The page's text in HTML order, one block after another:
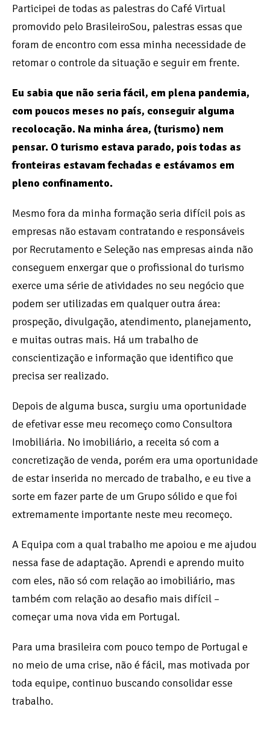
Participei de todas as palestras do Café Virtual
promovido pelo BrasileiroSou, palestras essas que
foram de encontro com essa minha necessidade de
retomar o controle da situação e seguir em frente.
Eu sabia que não seria fácil, em plena pandemia,
com poucos meses no país, conseguir alguma
recolocação. Na minha área, (turismo) nem
pensar. O turismo estava parado, pois todas as
fronteiras estavam fechadas e estávamos em
pleno confinamento.
Mesmo fora da minha formação seria difícil pois as
empresas não estavam contratando e responsáveis
por Recrutamento e Seleção nas empresas ainda não
conseguem enxergar que o profissional do turismo
exerce uma série de atividades no seu negócio que
podem ser utilizadas em qualquer outra área:
prospeção, divulgação, atendimento, planejamento,
e muitas outras mais. Há um trabalho de
conscientização e informação que identifico que
precisa ser realizado.
Depois de alguma busca, surgiu uma oportunidade
de efetivar esse meu recomeço como Consultora
Imobiliária. No imobiliário, a receita só com a
concretização de venda, porém era uma oportunidade
de estar inserida no mercado de trabalho, e eu tive a
sorte em fazer parte de um Grupo sólido e que foi
extremamente importante neste meu recomeço.
A Equipa com a qual trabalho me apoiou e me ajudou
nessa fase de adaptação. Aprendi e aprendo muito
com eles, não só com relação ao imobiliário, mas
também com relação ao desafio mais difícil –
começar uma nova vida em Portugal.
Para uma brasileira com pouco tempo de Portugal e
no meio de uma crise, não é fácil, mas motivada por
toda equipe, continuo buscando consolidar esse
trabalho.